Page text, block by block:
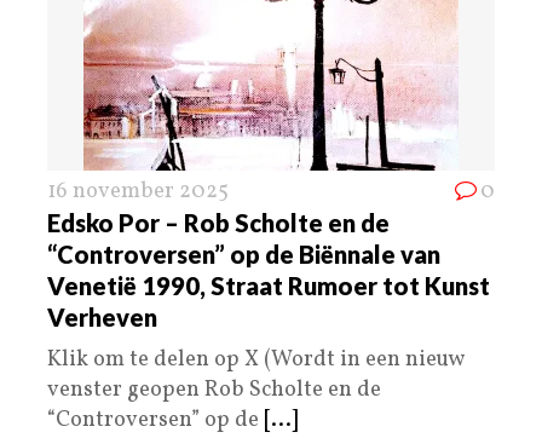
16 november 2025 0
Edsko Por – Rob Scholte en de
“Controversen” op de Biënnale van
Venetië 1990, Straat Rumoer tot Kunst
Verheven
Klik om te delen op X (Wordt in een nieuw
venster geopen Rob Scholte en de
“Controversen” op de [...]